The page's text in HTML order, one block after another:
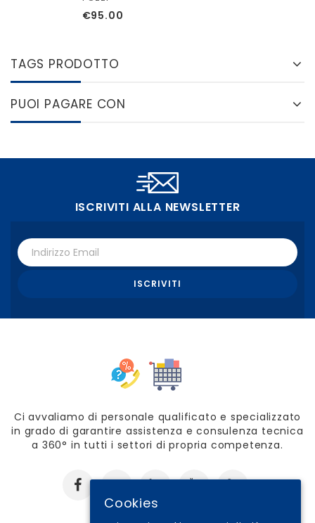
€95.00
TAGS PRODOTTO
PUOI PAGARE CON
ISCRIVITI ALLA NEWSLETTER
Ci avvaliamo di personale qualificato e specializzato
in grado di garantire assistenza e consulenza tecnica
a 360° in tutti i settori di propria competenza.
Cookies